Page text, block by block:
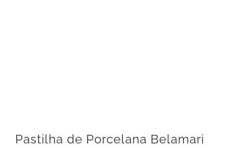
Pastilha de Porcelana Belamari